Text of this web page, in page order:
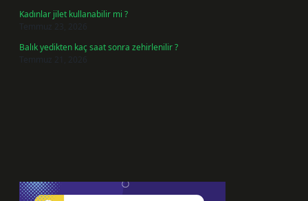
Kadınlar jilet kullanabilir mi ?
Temmuz 23, 2026
Balık yedikten kaç saat sonra zehirlenilir ?
Temmuz 21, 2026